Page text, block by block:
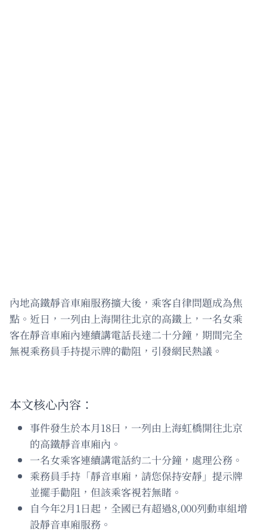
內地高鐵靜音車廂服務擴大後，乘客自律問題成為焦
點。近日，一列由上海開往北京的高鐵上，一名女乘
客在靜音車廂內連續講電話長達二十分鐘，期間完全
無視乘務員手持提示牌的勸阻，引發網民熱議。
本文核心內容：
事件發生於本月18日，一列由上海虹橋開往北京
的高鐵靜音車廂內。
一名女乘客連續講電話約二十分鐘，處理公務。
乘務員手持「靜音車廂，請您保持安靜」提示牌
並擺手勸阻，但該乘客視若無睹。
自今年2月1日起，全國已有超過8,000列動車組增
設靜音車廂服務。